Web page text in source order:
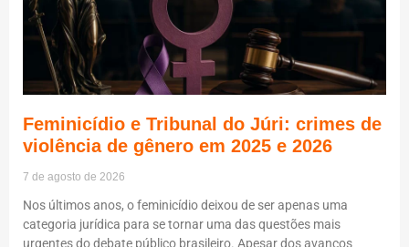
Feminicídio e Tribunal do Júri: crimes de
violência de gênero em 2025 e 2026
7 de agosto de 2026
Nos últimos anos, o feminicídio deixou de ser apenas uma
categoria jurídica para se tornar uma das questões mais
urgentes do debate público brasileiro. Apesar dos avanços